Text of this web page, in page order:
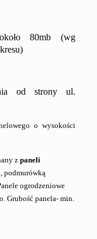
80mb (wg
od strony ul.
o wysokości
zpaneli
podmurówką
ogrodzeniowe
Grubość panela- min.